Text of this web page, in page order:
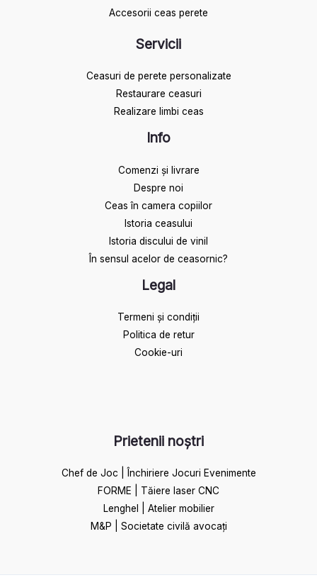
Accesorii ceas perete
Servicii
Ceasuri de perete personalizate
Restaurare ceasuri
Realizare limbi ceas
Info
Comenzi și livrare
Despre noi
Ceas în camera copiilor
Istoria ceasului​
Istoria discului de vinil
În sensul acelor de ceasornic?
Legal
Termeni și condiții
Politica de retur
Cookie-uri
Prietenii noștri
Chef de Joc | Închiriere Jocuri Evenimente
FORME | Tăiere laser CNC
Lenghel | Atelier mobilier
M&P | Societate civilă avocați